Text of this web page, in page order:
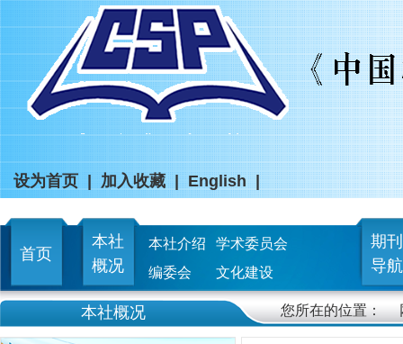
设为首页 加入收藏 English
首页
本社
概况
本社介绍
学术委员会
编委会
文化建设
期刊
导航
本社概况 您所在的位置：